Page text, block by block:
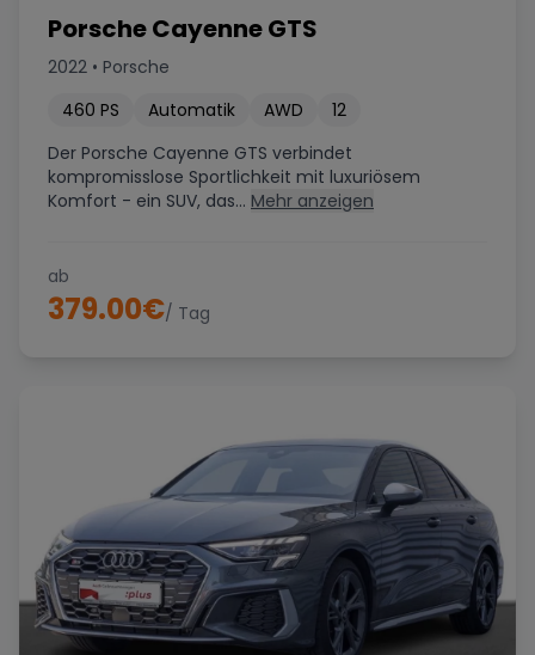
Porsche Cayenne GTS
2022 • Porsche
460 PS Automatik AWD
12
Der Porsche Cayenne GTS verbindet
kompromisslose Sportlichkeit mit luxuriösem
Komfort - ein SUV, das... Mehr anzeigen
ab
379.00€/ Tag